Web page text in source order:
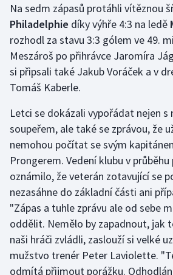
Veslování
Vodní slalom
Volejbal
Ostatní
Na sedm zápasů protáhli vítěznou
Philadelphie díky výhře 4:3 na ledě
rozhodl za stavu 3:3 gólem ve 49.
Meszároš po přihrávce Jaromíra
si připsali také Jakub Voráček a v
Tomáš Kaberle.
Letci se dokázali vypořádat nejen s
soupeřem, ale také se zprávou, že
nemohou počítat se svým
Prongerem. Vedení klubu v
oznámilo, že veterán zotavující se
nezasáhne do základní části ani
"Zápas a tuhle zprávu ale od sebe
oddělit. Nemělo by zapadnout, jak
naši hráči zvládli, zaslouží si velké
mužstvo trenér Peter Laviolette.
odmítá přijmout porážku.